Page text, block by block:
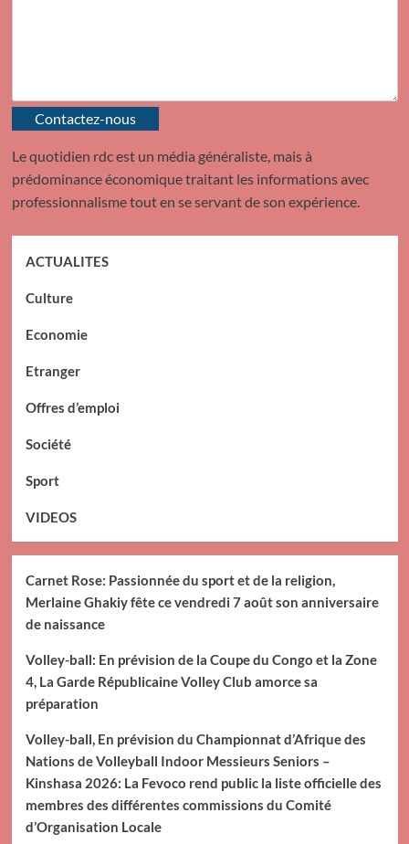
Contactez-nous
Le quotidien rdc est un média généraliste, mais à
prédominance économique traitant les informations avec
professionnalisme tout en se servant de son expérience.
ACTUALITES
Culture
Economie
Etranger
Offres d’emploi
Société
Sport
VIDEOS
Carnet Rose: Passionnée du sport et de la religion,
Merlaine Ghakiy fête ce vendredi 7 août son anniversaire
de naissance
Volley-ball: En prévision de la Coupe du Congo et la Zone
4, La Garde Républicaine Volley Club amorce sa
préparation
Volley-ball, En prévision du Championnat d’Afrique des
Nations de Volleyball Indoor Messieurs Seniors –
Kinshasa 2026: La Fevoco rend public la liste officielle des
membres des différentes commissions du Comité
d’Organisation Locale